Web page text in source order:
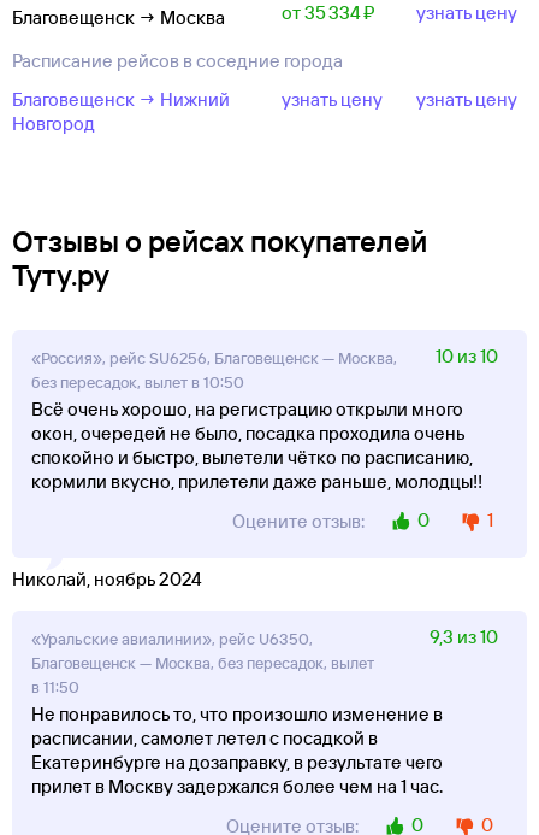
Благовещенск → Москва от 35 ⁠334 ⁠₽ узнать цену
Расписание рейсов в соседние города
Благовещенск → Нижний
Новгород
узнать цену узнать цену
Отзывы о рейсах покупателей
Туту.ру
«Россия», рейс SU6256, Благовещенск — Москва,
без пересадок, вылет в 10:50
10 из 10
Всё очень хорошо, на регистрацию открыли много
окон, очередей не было, посадка проходила очень
спокойно и быстро, вылетели чётко по расписанию,
кормили вкусно, прилетели даже раньше, молодцы!!
Оцените отзыв:
0 1
Николай, ноябрь 2024
«Уральские авиалинии», рейс U6350,
Благовещенск — Москва, без пересадок, вылет
в 11:50
9,3 из 10
Не понравилось то, что произошло изменение в
расписании, самолет летел с посадкой в
Екатеринбурге на дозаправку, в результате чего
прилет в Москву задержался более чем на 1 час.
Оцените отзыв:
0 0